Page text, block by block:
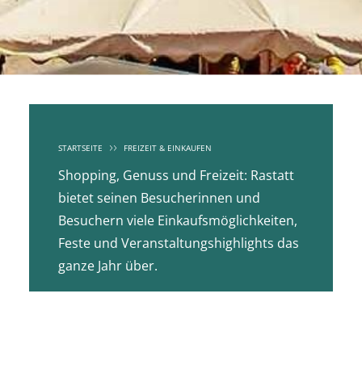
STARTSEITE FREIZEIT & EINKAUFEN
Shopping, Genuss und Freizeit: Rastatt
bietet seinen Besucherinnen und
Besuchern viele Einkaufsmöglichkeiten,
Feste und Veranstaltungshighlights das
ganze Jahr über.